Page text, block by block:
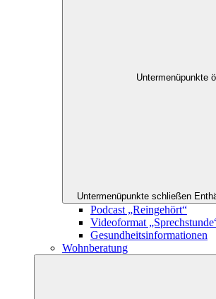
Untermenüpunkte
Untermenüpunkte schließen
Podcast „Reingehört“
Videoformat
Gesundheitsinformationen
Wohnberatung